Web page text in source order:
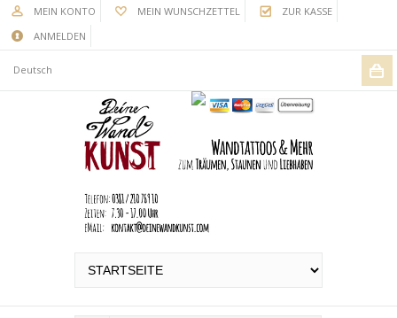
MEIN KONTO MEIN WUNSCHZETTEL
ZUR KASSE
ANMELDEN
Deutsch